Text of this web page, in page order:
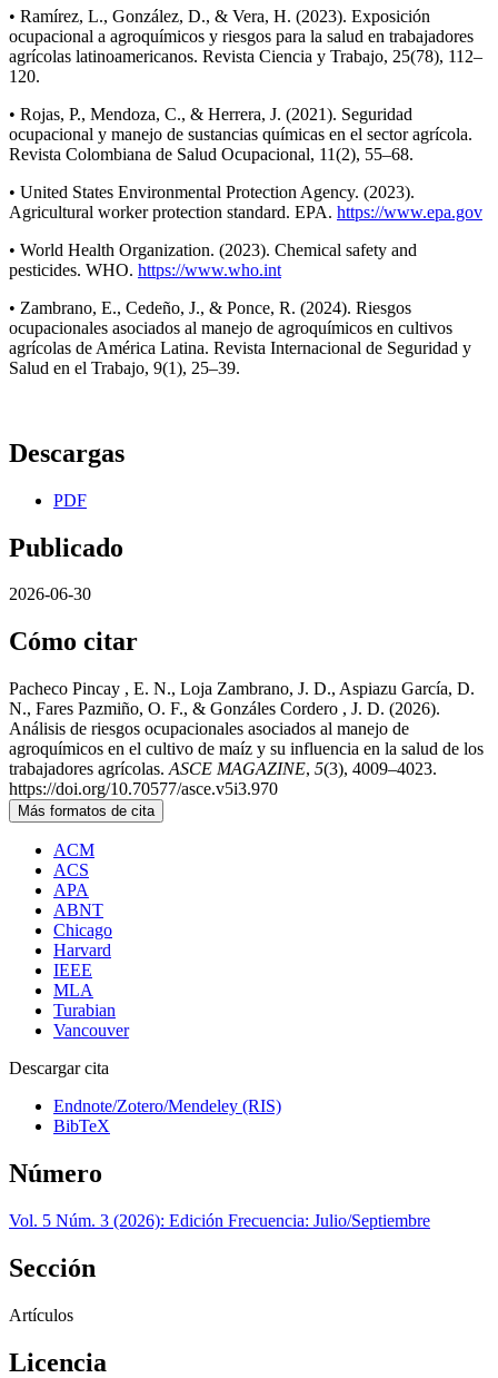
• Ramírez, L., González, D., & Vera, H. (2023). Exposición
ocupacional a agroquímicos y riesgos para la salud en trabajadores
agrícolas latinoamericanos. Revista Ciencia y Trabajo, 25(78), 112–
120.
• Rojas, P., Mendoza, C., & Herrera, J. (2021). Seguridad
ocupacional y manejo de sustancias químicas en el sector agrícola.
Revista Colombiana de Salud Ocupacional, 11(2), 55–68.
• United States Environmental Protection Agency. (2023).
Agricultural worker protection standard. EPA. https://www.epa.gov
• World Health Organization. (2023). Chemical safety and
pesticides. WHO. https://www.who.int
• Zambrano, E., Cedeño, J., & Ponce, R. (2024). Riesgos
ocupacionales asociados al manejo de agroquímicos en cultivos
agrícolas de América Latina. Revista Internacional de Seguridad y
Salud en el Trabajo, 9(1), 25–39.
Descargas
PDF
Publicado
2026-06-30
Cómo citar
Pacheco Pincay , E. N., Loja Zambrano, J. D., Aspiazu García, D.
N., Fares Pazmiño, O. F., & Gonzáles Cordero , J. D. (2026).
Análisis de riesgos ocupacionales asociados al manejo de
agroquímicos en el cultivo de maíz y su influencia en la salud de los
trabajadores agrícolas. ASCE MAGAZINE, 5(3), 4009–4023.
https://doi.org/10.70577/asce.v5i3.970
Más formatos de cita
ACM
ACS
APA
ABNT
Chicago
Harvard
IEEE
MLA
Turabian
Vancouver
Descargar cita
Endnote/Zotero/Mendeley (RIS)
BibTeX
Número
Vol. 5 Núm. 3 (2026): Edición Frecuencia: Julio/Septiembre
Sección
Artículos
Licencia